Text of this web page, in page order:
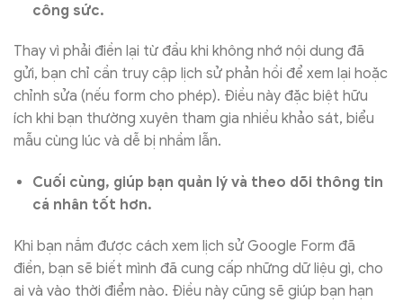
công sức.
Thay vì phải điền lại từ đầu khi không nhớ nội dung đã
gửi, bạn chỉ cần truy cập lịch sử phản hồi để xem lại hoặc
chỉnh sửa (nếu form cho phép). Điều này đặc biệt hữu
ích khi bạn thường xuyên tham gia nhiều khảo sát, biểu
mẫu cùng lúc và dễ bị nhầm lẫn.
Cuối cùng, giúp bạn quản lý và theo dõi thông tin
cá nhân tốt hơn.
Khi bạn nắm được cách xem lịch sử Google Form đã
điền, bạn sẽ biết mình đã cung cấp những dữ liệu gì, cho
ai và vào thời điểm nào. Điều này cũng sẽ giúp bạn hạn